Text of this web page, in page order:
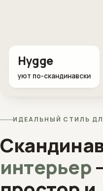
ИДЕАЛЬНЫЙ СТИЛЬ
интерьер
Hygge
уют по-скандинавски